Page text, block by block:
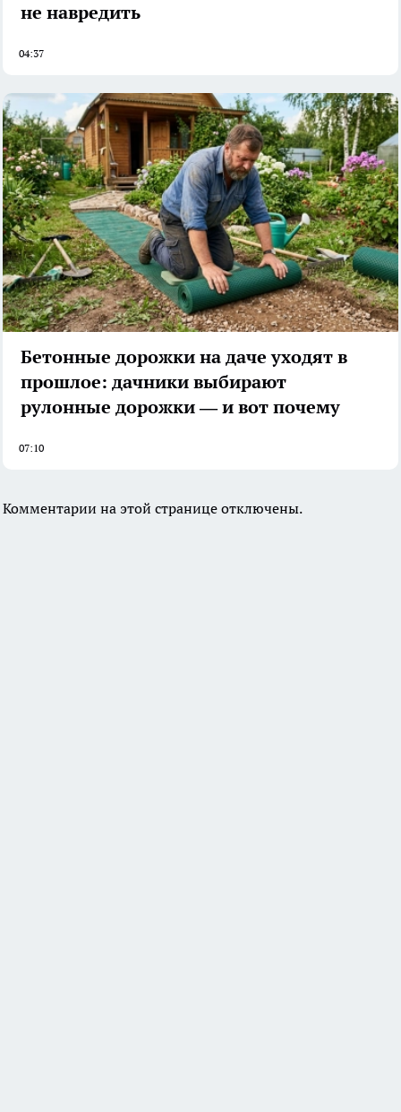
не навредить
04:37
Бетонные дорожки на даче уходят в
прошлое: дачники выбирают
рулонные дорожки — и вот почему
07:10
Комментарии на этой странице отключены.